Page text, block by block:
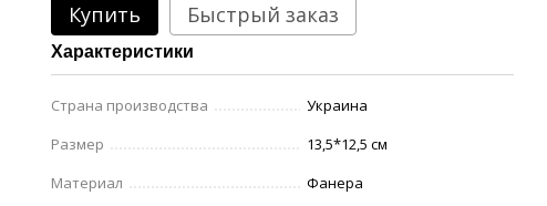
Купить Быстрый заказ
Характеристики
Страна производства
Украина
Размер
13,5*12,5 см
Материал
Фанера